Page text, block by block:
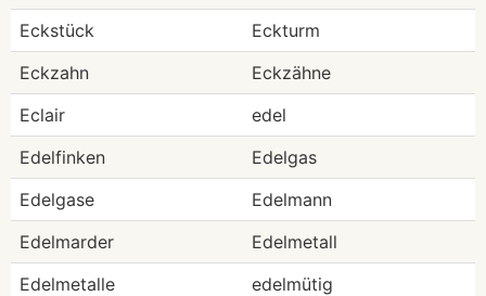
Eckstück
Eckturm
Eckzahn
Eckzähne
Eclair
edel
Edelfinken
Edelgas
Edelgase
Edelmann
Edelmarder
Edelmetall
Edelmetalle
edelmütig